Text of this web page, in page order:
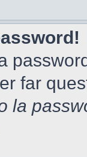
far
la